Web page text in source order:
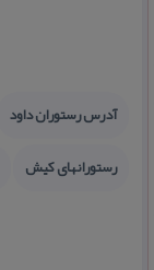
آدرس رستوران داود
رستورانهای كیش